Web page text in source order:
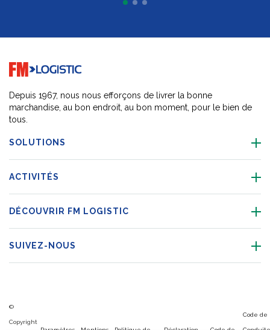
Go to home page
Depuis 1967, nous nous efforçons de livrer la bonne
marchandise, au bon endroit, au bon moment, pour le bien de
tous.
SOLUTIONS
ACTIVITÉS
DÉCOUVRIR FM LOGISTIC
SUIVEZ-NOUS
©
Copyright
Code de